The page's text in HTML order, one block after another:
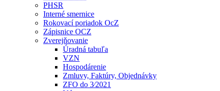
PHSR
Interné smernice
Rokovací poriadok OcZ
Zápisnice OCZ
Zverejňovanie
Úradná tabuľa
VZN
Hospodárenie
Zmluvy, Faktúry, Objednávky
ZFO do 3⁄2021